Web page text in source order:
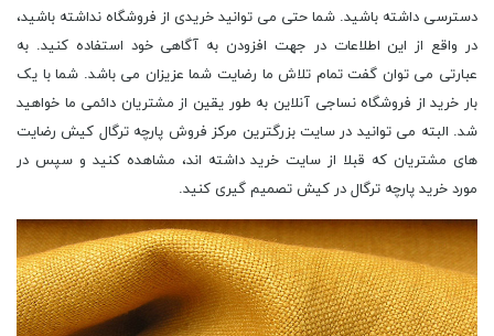
دسترسی داشته باشید. شما حتی می توانید خریدی از فروشگاه نداشته باشید،
در واقع از این اطلاعات در جهت افزودن به آگاهی خود استفاده کنید. به
عبارتی می توان گفت تمام تلاش ما رضایت شما عزیزان می باشد. شما با یک
بار خرید از فروشگاه نساجی آنلاین به طور یقین از مشتریان دائمی ما خواهید
شد. البته می توانید در سایت بزرگترین مرکز فروش پارچه ترگال کیش رضایت
های مشتریان که قبلا از سایت خرید داشته اند، مشاهده کنید و سپس در
مورد خرید پارچه ترگال در کیش تصمیم گیری کنید.